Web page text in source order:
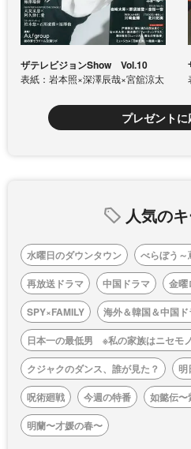
ザテレビジョンShow Vol.10
表紙：岩本照×深澤辰哉×宮舘涼太
プレゼント
人気の
水曜日のダウンタウン べらぼう～
再放送ドラマ
中国ドラマ
金曜
SPY×FAMILY
海外＆韓国＆中国
日本一の最低男 ※私の家族はニセモ
クジャクのダンス、誰が見た？
明
呪術廻戦
今週の特番
如懿伝〜
明蘭〜才媛の春〜